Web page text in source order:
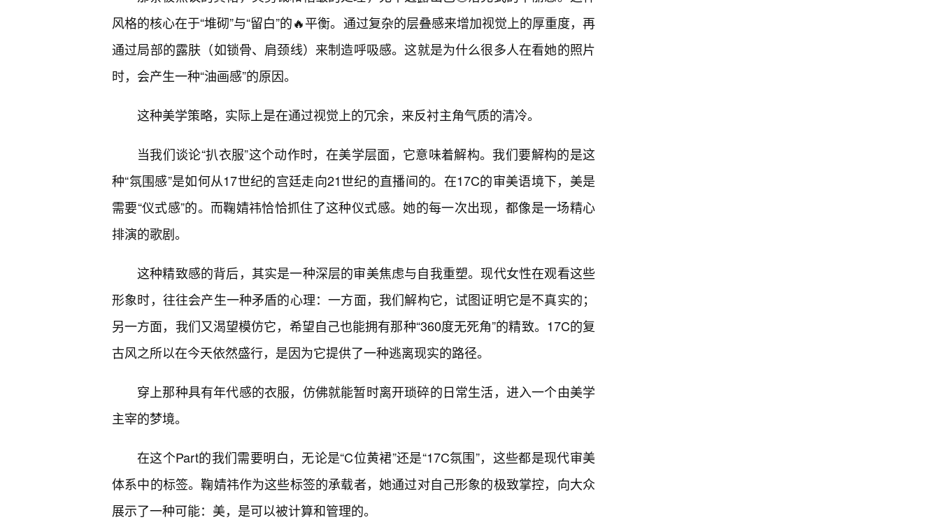
风格的核心在于“堆砌”与“留白”的🔥平衡。通过复杂的层叠感来增加视觉上的厚重度，再
通过局部的露肤（如锁骨、肩颈线）来制造呼吸感。这就是为什么很多人在看她的照片
时，会产生一种“油画感”的原因。
这种美学策略，实际上是在通过视觉上的冗余，来反衬主角气质的清冷。
当我们谈论“扒衣服”这个动作时，在美学层面，它意味着解构。我们要解构的是这
种“氛围感”是如何从17世纪的宫廷走向21世纪的直播间的。在17C的审美语境下，美是
需要“仪式感”的。而鞠婧祎恰恰抓住了这种仪式感。她的每一次出现，都像是一场精心
排演的歌剧。
这种精致感的背后，其实是一种深层的审美焦虑与自我重塑。现代女性在观看这些
形象时，往往会产生一种矛盾的心理：一方面，我们解构它，试图证明它是不真实的；
另一方面，我们又渴望模仿它，希望自己也能拥有那种“360度无死角”的精致。17C的复
古风之所以在今天依然盛行，是因为它提供了一种逃离现实的路径。
穿上那种具有年代感的衣服，仿佛就能暂时离开琐碎的日常生活，进入一个由美学
主宰的梦境。
在这个Part的我们需要明白，无论是“C位黄裙”还是“17C氛围”，这些都是现代审美
体系中的标签。鞠婧祎作为这些标签的承载者，她通过对自己形象的极致掌控，向大众
展示了一种可能：美，是可以被计算和管理的。